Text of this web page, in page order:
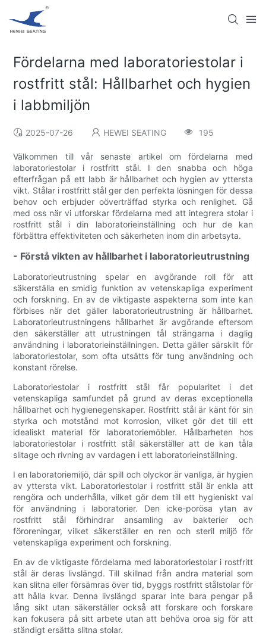
Fördelarna med laboratoriestolar i
rostfritt stål: Hållbarhet och hygien
i labbmiljön
2025-07-26 HEWEI SEATING 195
Välkommen till vår senaste artikel om fördelarna med
laboratoriestolar i rostfritt stål. I den snabba och höga
efterfrågan på ett labb är hållbarhet och hygien av yttersta
vikt. Stålar i rostfritt stål ger den perfekta lösningen för dessa
behov och erbjuder oöverträffad styrka och renlighet. Gå
med oss ​​när vi utforskar fördelarna med att integrera stolar i
rostfritt stål i din laboratorieinställning och hur de kan
förbättra effektiviteten och säkerheten inom din arbetsyta.
- Förstå vikten av hållbarhet i laboratorieutrustning
Laboratorieutrustning spelar en avgörande roll för att
säkerställa en smidig funktion av vetenskapliga experiment
och forskning. En av de viktigaste aspekterna som inte kan
förbises när det gäller laboratorieutrustning är hållbarhet.
Laboratorieutrustningens hållbarhet är avgörande eftersom
den säkerställer att utrustningen tål strängarna i daglig
användning i laboratorieinställningen. Detta gäller särskilt för
laboratoriestolar, som ofta utsätts för tung användning och
konstant rörelse.
Laboratoriestolar i rostfritt stål får popularitet i det
vetenskapliga samfundet på grund av deras exceptionella
hållbarhet och hygienegenskaper. Rostfritt stål är känt för sin
styrka och motstånd mot korrosion, vilket gör det till ett
idealiskt material för laboratoriemöbler. Hållbarheten hos
laboratoriestolar i rostfritt stål säkerställer att de kan tåla
slitage och rivning av vardagen i ett laboratorieinställning.
I en laboratoriemiljö, där spill och olyckor är vanliga, är hygien
av yttersta vikt. Laboratoriestolar i rostfritt stål är enkla att
rengöra och underhålla, vilket gör dem till ett hygieniskt val
för användning i laboratorier. Den icke-porösa ytan av
rostfritt stål förhindrar ansamling av bakterier och
föroreningar, vilket säkerställer en ren och steril miljö för
vetenskapliga experiment och forskning.
En av de viktigaste fördelarna med laboratoriestolar i rostfritt
stål är deras livslängd. Till skillnad från andra material som
kan slitna eller försämras över tid, byggs rostfritt stålstolar för
att hålla kvar. Denna livslängd sparar inte bara pengar på
lång sikt utan säkerställer också att forskare och forskare
kan fokusera på sitt arbete utan att behöva oroa sig för att
ständigt ersätta slitna stolar.